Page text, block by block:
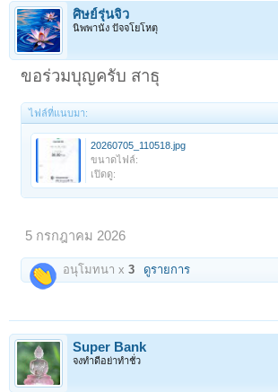
ศิษย์รุ่นจิ๋ว
นิพพานัง ปัจจโยโหตุ
ขอร่วมบุญครับ สาธุ
ไฟล์ที่แนบมา:
20260705_110518.jpg
ขนาดไฟล์:
เปิดดู:
5 กรกฎาคม 2026
อนุโมทนา x3 ดูรายการ
Super Bank
จงทำดีอย่าทำชั่ว